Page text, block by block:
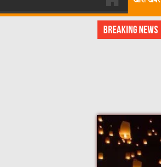
Breaking News